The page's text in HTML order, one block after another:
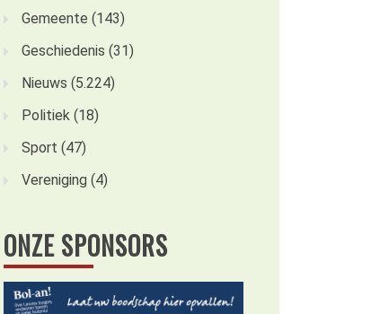
Gemeente (143)
Geschiedenis (31)
Nieuws (5.224)
Politiek (18)
Sport (47)
Vereniging (4)
ONZE SPONSORS